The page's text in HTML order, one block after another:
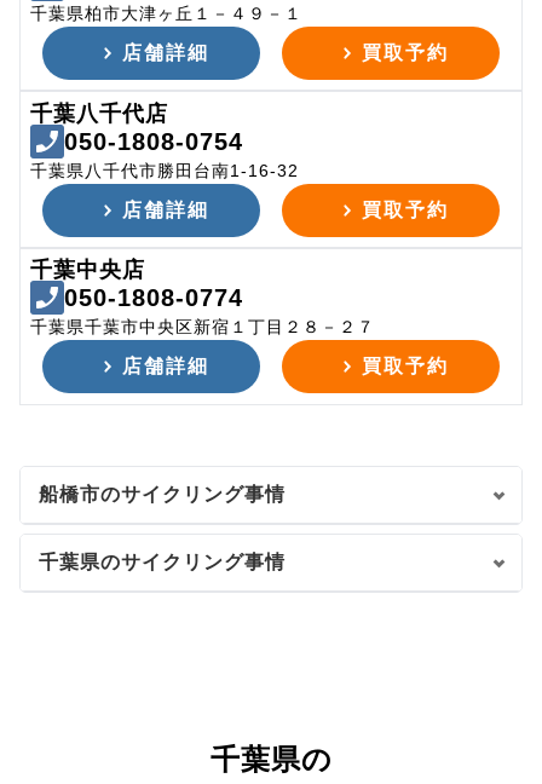
千葉県柏市大津ヶ丘１－４９－１
店舗詳細 買取予約
千葉八千代店
050-1808-0754
千葉県八千代市勝田台南1-16-32
店舗詳細 買取予約
千葉中央店
050-1808-0774
千葉県千葉市中央区新宿１丁目２８－２７
店舗詳細 買取予約
船橋市のサイクリング事情
千葉県のサイクリング事情
千葉県の